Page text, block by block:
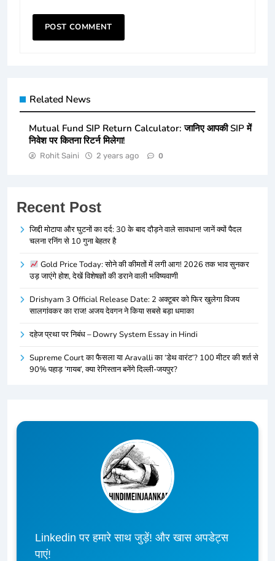
Related News
Mutual Fund SIP Return Calculator: जानिए आपकी SIP में
निवेश पर कितना रिटर्न मिलेगा!
Rohit Saini 2 years ago 0
Recent Post
जिद्दी मोटापा और घुटनों का दर्द: 30 के बाद दौड़ने वाले सावधान! जानें क्यों पैदल
चलना रनिंग से 10 गुना बेहतर है
Gold Price Today: सोने की कीमतों में लगी आग! 2026 तक भाव सुनकर
उड़ जाएंगे होश, देखें विशेषज्ञों की डराने वाली भविष्यवाणी
Drishyam 3 Official Release Date: 2 अक्टूबर को फिर खुलेगा विजय
सालगांवकर का राज! अजय देवगन ने किया सबसे बड़ा धमाका
दहेज प्रथा पर निबंध – Dowry System Essay in Hindi
Supreme Court का फैसला या Aravalli का ‘डेथ वारंट’? 100 मीटर की शर्त से
90% पहाड़ ‘गायब’, क्या रेगिस्तान बनेंगे दिल्ली-जयपुर?
Linkedin पर हमारे साथ जुड़ें! और खास अपडेट्स
पाएं!